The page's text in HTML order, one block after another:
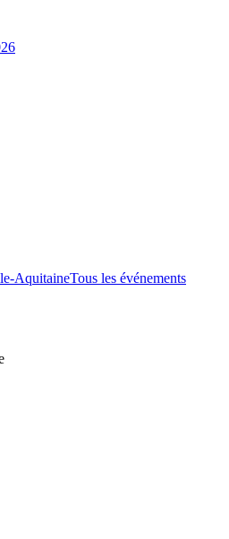
AquitaineTous les événements